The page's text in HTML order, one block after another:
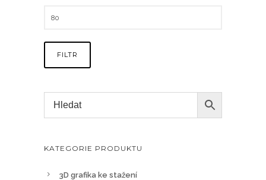
FILTR
KATEGORIE PRODUKTU
3D grafika ke stažení